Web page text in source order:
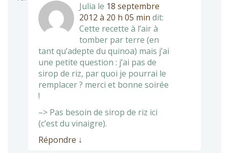
Julia le 18 septembre
2012 à 20 h 05 min dit:
Cette recette à l’air à
tomber par terre (en
tant qu’adepte du quinoa) mais j’ai
une petite question : j’ai pas de
sirop de riz, par quoi je pourrai le
remplacer ? merci et bonne soirée
!
–> Pas besoin de sirop de riz ici
(c’est du vinaigre).
Répondre ↓